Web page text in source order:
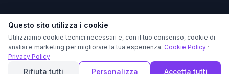
Questo sito utilizza i cookie
Utilizziamo cookie tecnici necessari e, con il tuo consenso, cookie di
analisi e marketing per migliorare la tua esperienza. Cookie Policy ·
Privacy Policy
Rifiuta tutti Personalizza Accetta tutti